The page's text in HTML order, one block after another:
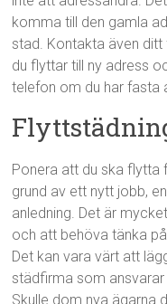
komma till den gamla
stad. Kontakta även
du flyttar till ny adress
telefon om du har fasta
Ponera att du ska flytta
grund av ett nytt jobb,
anledning. Det är
och att behöva tänka
Det kan vara värt att
städfirma som
Skulle dom nya ägarna